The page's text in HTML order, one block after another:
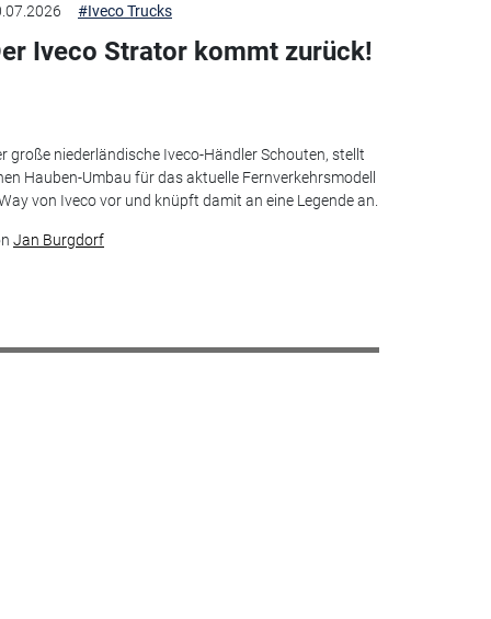
#Iveco Trucks
Iveco Strator kommt zurück!
große niederländische Iveco-Händler Schouten, stellt
Hauben-Umbau für das aktuelle Fernverkehrsmodell
von Iveco vor und knüpft damit an eine Legende an.
Jan Burgdorf